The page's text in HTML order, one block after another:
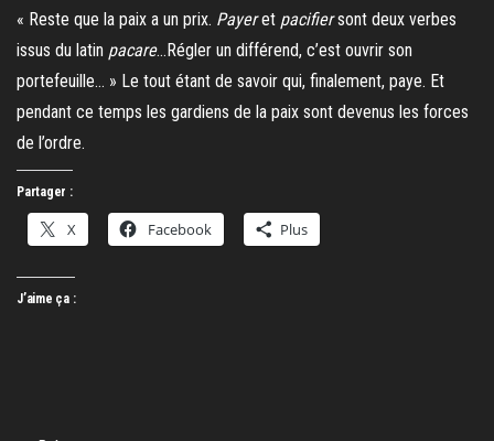
« Reste que la paix a un prix. Payeret pacifiersont deux verbes
issus du latin pacare…Régler un différend, c’est ouvrir son
portefeuille… » Le tout étant de savoir qui, finalement, paye. Et
pendant ce temps les gardiens de la paix sont devenus les forces
de l’ordre.
Partager :
X Facebook Plus
J’aime ça :